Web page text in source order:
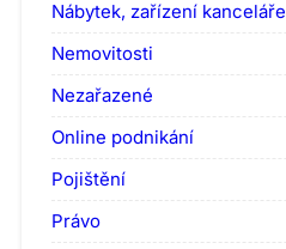
Nábytek, zařízení kanceláře
Nemovitosti
Nezařazené
Online podnikání
Pojištění
Právo